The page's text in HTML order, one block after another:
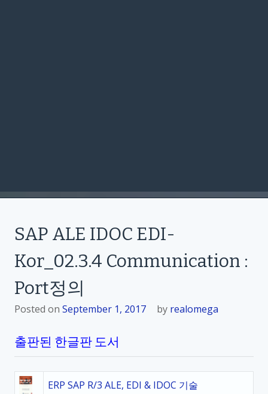
SAP ALE IDOC EDI-
Kor_02.3.4 Communication :
Port정의
Posted on September 1, 2017 by realomega
출판된 한글판 도서
ERP SAP R/3 ALE, EDI & IDOC 기술